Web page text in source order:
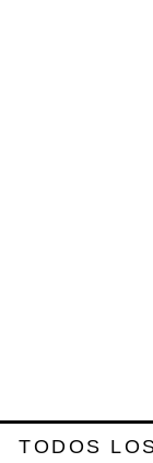
TODOS